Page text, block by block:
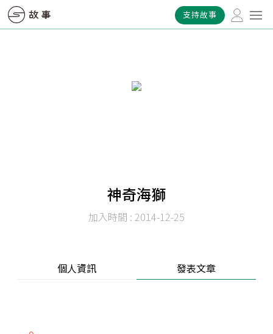
支持故事
神奇海獅
加入時間 : 2014-12-25
個人資訊 發表文章